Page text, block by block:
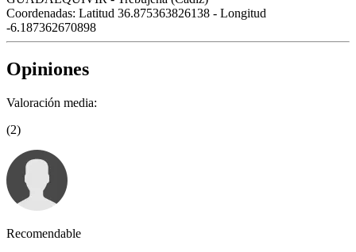
Coordenadas: Latitud 36.875363826138 - Longitud
-6.187362670898
Opiniones
Valoración media:
(2)
Recomendable